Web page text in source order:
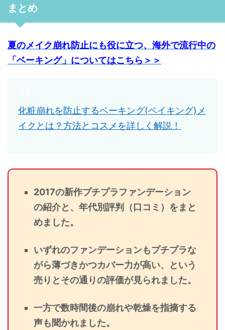
まとめ
夏のメイク崩れ防止にも役に立つ、海外で流行中の
「ベーキング」についてはこちら＞＞
化粧崩れを防止するベーキング(ベイキング)メ
イクとは？方法とコスメを詳しく解説！
2017の新作プチプラファンデーション
の紹介と、年代別評判（口コミ）をまと
めました。
いずれのファンデーションもプチプラな
がら薄づきかつカバー力が高い、という
売りとその通りの評価が見られました。
一方で数時間後の崩れや乾燥を指摘する
声も聞かれました。